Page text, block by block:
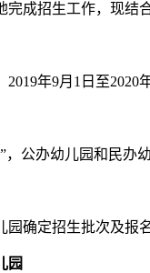
成招生工作，现结
年9月1日至2020
公办幼儿园和民办幼
定招生批次及报名
园